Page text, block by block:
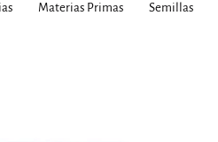
Materias Primas Semillas